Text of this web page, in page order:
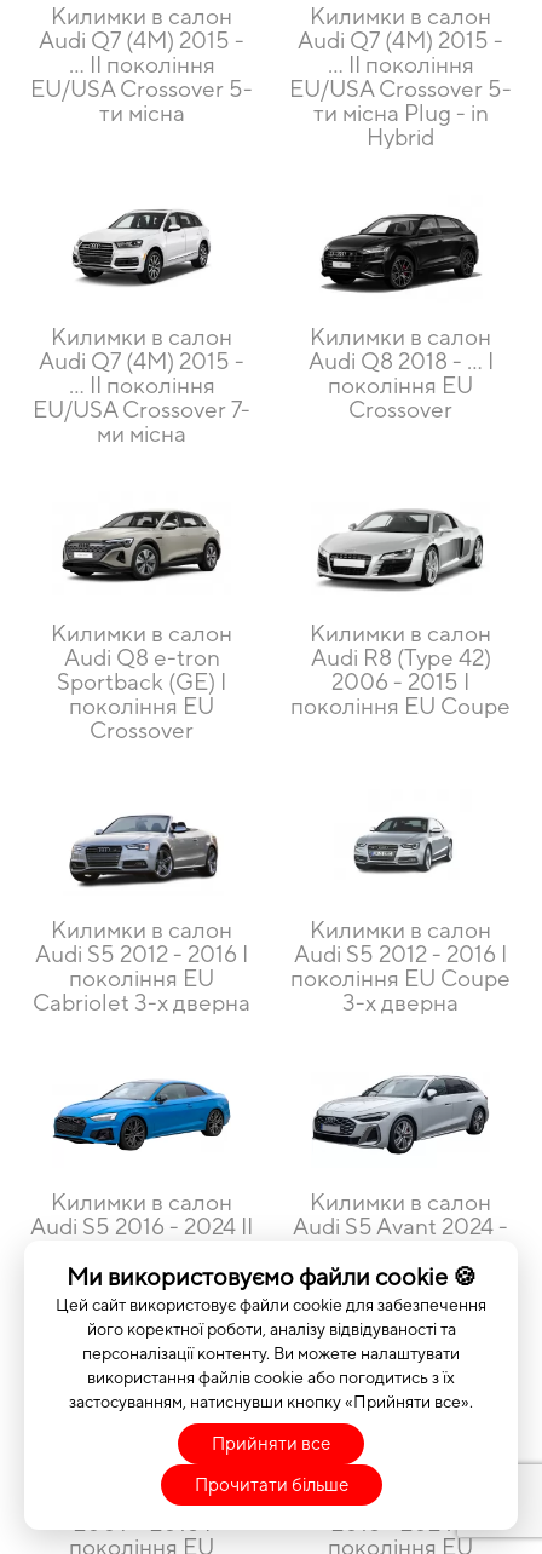
Килимки в салон
Audi Q7 (4M) 2015 -
… II покоління
EU/USA Crossover 5-
ти місна
Килимки в салон
Audi Q7 (4M) 2015 -
… II покоління
EU/USA Crossover 5-
ти місна Plug - in
Hybrid
Килимки в салон
Audi Q7 (4M) 2015 -
… II покоління
EU/USA Crossover 7-
ми місна
Килимки в салон
Audi Q8 2018 - … I
покоління EU
Crossover
Килимки в салон
Audi Q8 e-tron
Sportback (GE) I
покоління EU
Crossover
Килимки в салон
Audi R8 (Type 42)
2006 - 2015 I
покоління EU Coupe
Килимки в салон
Audi S5 2012 - 2016 I
покоління EU
Cabriolet 3-х дверна
Килимки в салон
Audi S5 2012 - 2016 I
покоління EU Coupe
3-х дверна
Килимки в салон
Audi S5 2016 - 2024 II
3-х дверна
Килимки в салон
Audi S5 Avant 2024 -
Universal
Килимки в салон
Audi S5 Sportback
2009 - 2016 I
покоління EU
Килимки в салон
Audi S5 Sportback
2016 - 2024 II
покоління EU
Ми використовуємо файли cookie 🍪
Цей сайт використовує файли cookie для забезпечення
його коректної роботи, аналізу відвідуваності та
персоналізації контенту. Ви можете налаштувати
використання файлів cookie або погодитись з їх
застосуванням, натиснувши кнопку «Прийняти все».
Прийняти все
Прочитати більше